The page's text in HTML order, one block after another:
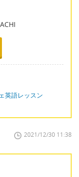
英語レッスン
2021/12/30 11:38